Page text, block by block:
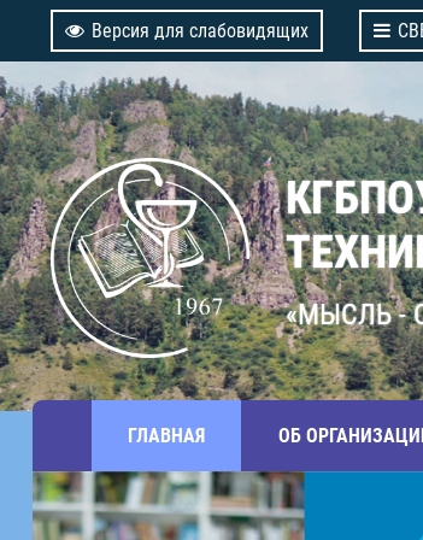
Версия для слабовидящих
«МЫСЛЬ -
ГЛАВНАЯ ОБ